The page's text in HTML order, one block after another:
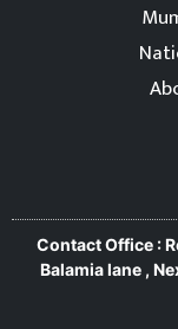
Contact Office :
Balamia lane ,